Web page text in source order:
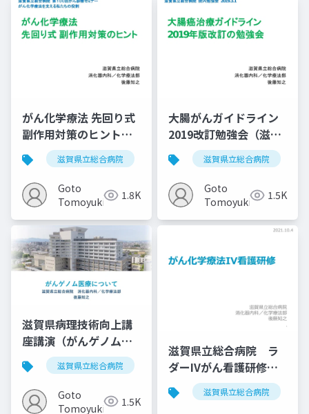
がん化学療法 先回り式
副作用対策のヒント
（滋賀県立総合病院が
ん診療セミナー）
20180524
滋賀県立総合病院 がん薬物療法 腫瘍内科
Goto
Tomoyuki
1.8K
大腸がんガイドライン
2019改訂勉強会（滋賀
県立総合病院）
20190227
滋賀県立総合病院
Goto
Tomoyuki
1.5K
滋賀県病理技術向上講
座講演（がんゲノム医
療について）20210130
滋賀県立総合病院 がん薬物療法 がんゲノム医療
Goto
Tomoyuki
1.5K
滋賀県立総合病院 ラ
ダーIVがん看護研修
20211004滋賀県立総合病院